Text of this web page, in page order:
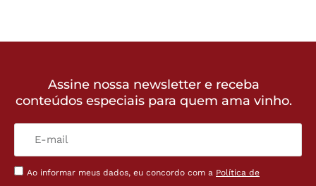
Assine nossa newsletter e receba
conteúdos especiais para quem ama vinho.
Ao informar meus dados, eu concordo com a Política de